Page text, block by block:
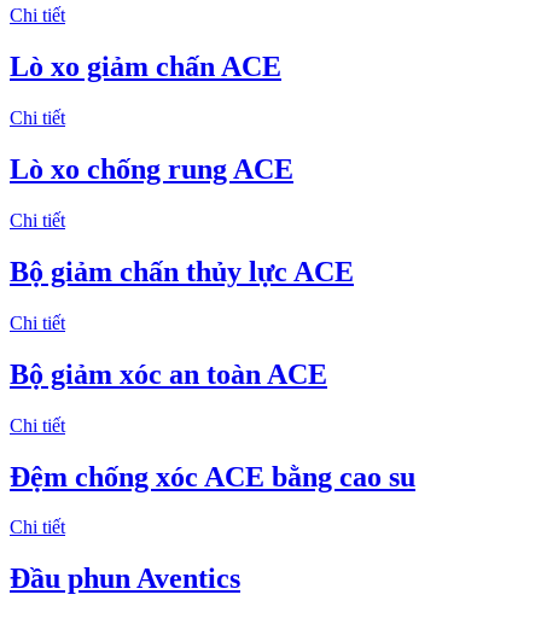
Chi tiết
Lò xo giảm chấn ACE
Chi tiết
Lò xo chống rung ACE
Chi tiết
Bộ giảm chấn thủy lực ACE
Chi tiết
Bộ giảm xóc an toàn ACE
Chi tiết
Đệm chống xóc ACE bằng cao su
Chi tiết
Đầu phun Aventics